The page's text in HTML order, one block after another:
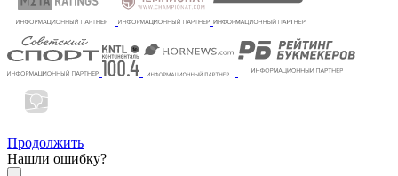
Продолжить
Нашли ошибку?